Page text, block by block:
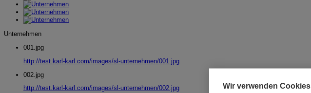
Unternehmen
001.jpg
http://test.karl-karl.com/images/sl-unternehmen/001.jpg
002.jpg
http://test.karl-karl.com/images/sl-unternehmen/002.jpg
Wir verwenden Cookies